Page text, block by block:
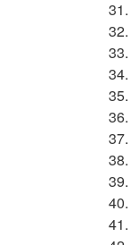
31.
32.
33.
34.
35.
36.
37.
38.
39.
40.
41.